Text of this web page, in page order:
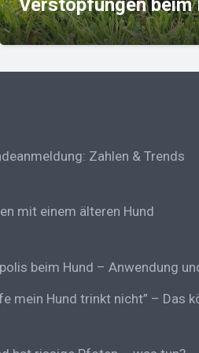
Zahlen & Trends
mit einem älteren Hund
beim Hund – Anwendung
mein Hund trinkt nicht” – Das